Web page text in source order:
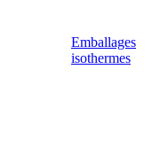
Emballages
isothermes